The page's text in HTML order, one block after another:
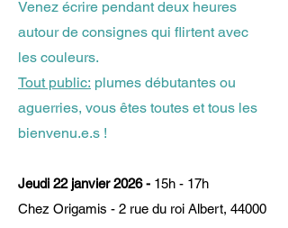
Venez écrire pendant deux heures
autour de consignes qui flirtent avec
les couleurs.
Tout public: plumes débutantes ou
aguerries, vous êtes toutes et tous les
bienvenu.e.s !
Jeudi 22 janvier 2026 - 15h - 17h
Chez Origamis - 2 rue du roi Albert, 44000